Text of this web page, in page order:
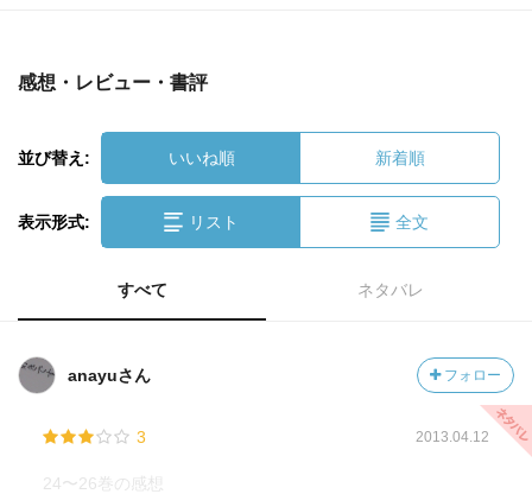
感想・レビュー・書評
並び替え: いいね順 新着順
表示形式: リスト 全文
すべて ネタバレ
anayuさん フォロー
3 2013.04.12
24〜26巻の感想